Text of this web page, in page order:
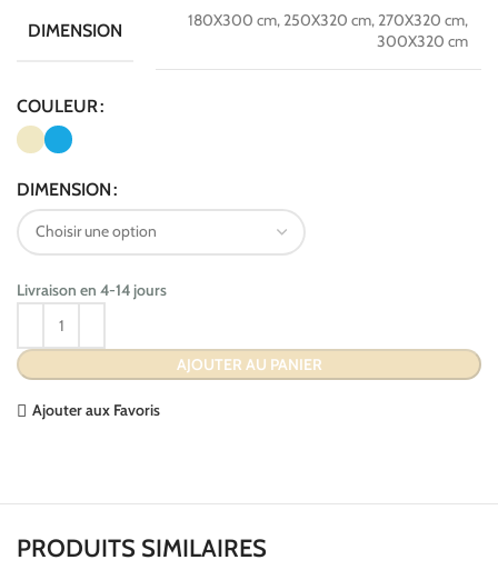
DIMENSION
180X300 cm, 250X320 cm, 270X320 cm,
300X320 cm
COULEUR
DIMENSION
Livraison en 4-14 jours
AJOUTER AU PANIER
Ajouter aux Favoris
PRODUITS SIMILAIRES